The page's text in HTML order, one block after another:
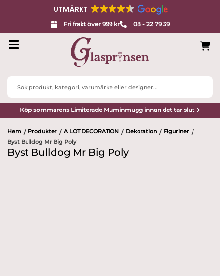
UTMÄRKT
Fri frakt över 999 kr 08 - 22 79 39
Search
Köp sommarens Limiterade Muminmugg innan det tar slut
Hem / Produkter / A LOT DECORATION / Dekoration / Figuriner /
Byst Bulldog Mr Big Poly
Byst Bulldog Mr Big Poly